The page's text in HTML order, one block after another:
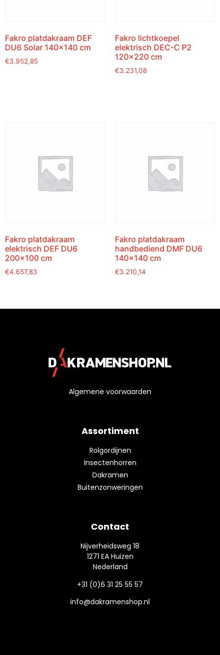
Fakro platdakraam DEF
DU6 Solar 140×140 cm
€3.952,85
Fakro lichtkoepel
elektrisch DEC-C P2
120×220 cm
€3.231,08
Fakro platdakraam
elektrisch DEF DU6
200×100 cm
€4.657,83
Fakro platdakraam
handbediend DMF DU6
140×140 cm
€3.210,14
Algemene voorwaarden
Assortiment
Rolgordijnen
Insectenhorren
Dakramen
Buitenzonweringen
Contact
Nijverheidsweg 18
1271 EA Huizen
Nederland
+31 (0)6 31 25 55 57
info@dakramenshop.nl